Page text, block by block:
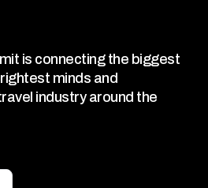
is connecting the biggest
minds and
industry around the